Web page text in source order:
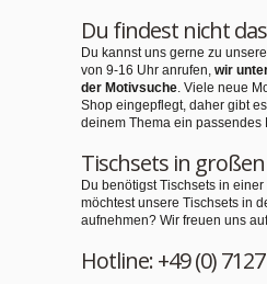
Du findest nicht
Du kannst uns gerne zu
von 9-16 Uhr anrufen, wir
der Motivsuche. Viele neue
Shop eingepflegt, daher gibt
deinem Thema ein passendes
Tischsets in
Du benötigst Tischsets in
möchtest unsere Tischsets in
aufnehmen? Wir freuen uns
Hotline: +49 (0)